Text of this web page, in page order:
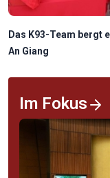
Das K93-Team bergt
An Giang
Im Fokus